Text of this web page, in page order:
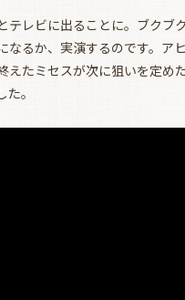
テレビに出ることに。ブクブ
なるか、実演するのです。ア
えたミセスが次に狙いを定
。